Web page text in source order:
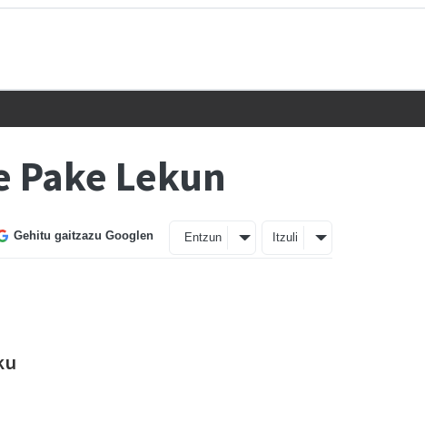
Lekun
Gehitu gaitzazu Googlen Entzun Itzuli